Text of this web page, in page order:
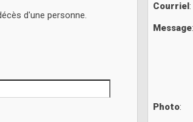
d'une personne.
Courriel
Message
Photo: